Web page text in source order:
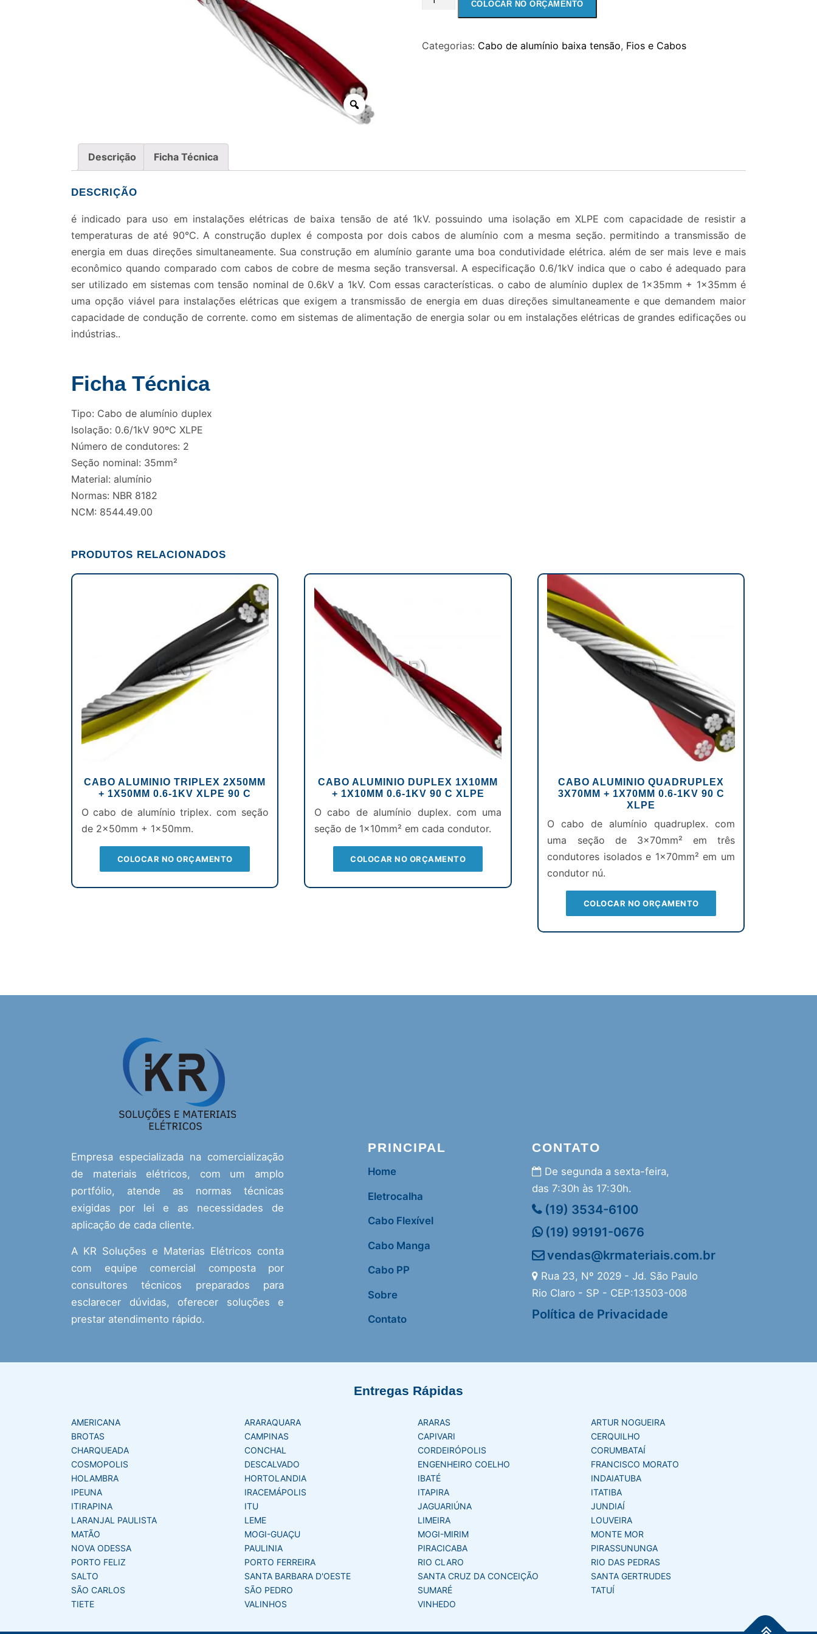
ALUMINIO
1X35MM
COLOCAR NO ORÇAMENTO
Categorias: Cabo de alumínio baixa tensão, Fios e Cabos
Descrição Ficha Técnica
DESCRIÇÃO
é indicado para uso em instalações elétricas de baixa tensão de até 1kV. possuindo uma isolação em XLPE com capacidade de resistir a
temperaturas de até 90°C. A construção duplex é composta por dois cabos de alumínio com a mesma seção. permitindo a transmissão de
energia em duas direções simultaneamente. Sua construção em alumínio garante uma boa condutividade elétrica. além de ser mais leve e mais
econômico quando comparado com cabos de cobre de mesma seção transversal. A especificação 0.6/1kV indica que o cabo é adequado para
ser utilizado em sistemas com tensão nominal de 0.6kV a 1kV. Com essas características. o cabo de alumínio duplex de 1x35mm + 1x35mm é
uma opção viável para instalações elétricas que exigem a transmissão de energia em duas direções simultaneamente e que demandem maior
capacidade de condução de corrente. como em sistemas de alimentação de energia solar ou em instalações elétricas de grandes edificações ou
indústrias..
Ficha Técnica
Tipo: Cabo de alumínio duplex
Isolação: 0.6/1kV 90ºC XLPE
Número de condutores: 2
Seção nominal: 35mm²
Material: alumínio
Normas: NBR 8182
NCM: 8544.49.00
PRODUTOS RELACIONADOS
CABO ALUMINIO TRIPLEX 2X50MM
+ 1X50MM 0.6-1KV XLPE 90 C
O cabo de alumínio triplex. com seção
de 2x50mm + 1x50mm.
COLOCAR NO ORÇAMENTO
CABO ALUMINIO DUPLEX 1X10MM
+ 1X10MM 0.6-1KV 90 C XLPE
O cabo de alumínio duplex. com uma
seção de 1x10mm² em cada condutor.
COLOCAR NO ORÇAMENTO
CABO ALUMINIO QUADRUPLEX
3X70MM + 1X70MM 0.6-1KV 90 C
XLPE
O cabo de alumínio quadruplex. com
uma seção de 3x70mm² em três
condutores isolados e 1x70mm² em um
condutor nú.
COLOCAR NO ORÇAMENTO
Empresa especializada na comercialização
de materiais elétricos, com um amplo
portfólio, atende as normas técnicas
exigidas por lei e as necessidades de
aplicação de cada cliente.
A KR Soluções e Materias Elétricos conta
com equipe comercial composta por
consultores técnicos preparados para
esclarecer dúvidas, oferecer soluções e
prestar atendimento rápido.
PRINCIPAL
Home
Eletrocalha
Cabo Flexível
Cabo Manga
Cabo PP
Sobre
Contato
CONTATO
De segunda a sexta-feira,
das 7:30h às 17:30h.
(19) 3534-6100
(19) 99191-0676
vendas@krmateriais.com.br
Rua 23, Nº 2029 - Jd. São Paulo
Rio Claro - SP - CEP:13503-008
Política de Privacidade
Entregas Rápidas
AMERICANA ARARAQUARA ARARAS
ARTUR NOGUEIRA
BROTAS
CAMPINAS CAPIVARI
CERQUILHO
CHARQUEADA
CONCHAL CORDEIRÓPOLIS
CORUMBATAÍ
COSMOPOLIS
DESCALVADO ENGENHEIRO COELHO
FRANCISCO MORATO
HOLAMBRA
HORTOLANDIA IBATÉ
INDAIATUBA
IPEUNA
IRACEMÁPOLIS ITAPIRA
ITATIBA
ITIRAPINA
ITU JAGUARIÚNA
JUNDIAÍ
LARANJAL PAULISTA
LEME LIMEIRA
LOUVEIRA
MATÃO
MOGI-GUAÇU MOGI-MIRIM
MONTE MOR
NOVA ODESSA
PAULINIA PIRACICABA
PIRASSUNUNGA
PORTO FELIZ
PORTO FERREIRA RIO CLARO
RIO DAS PEDRAS
SALTO
SANTA BARBARA D'OESTE SANTA CRUZ DA CONCEIÇÃO
SANTA GERTRUDES
SÃO CARLOS
SÃO PEDRO SUMARÉ
TATUÍ
TIETE
VALINHOS VINHEDO